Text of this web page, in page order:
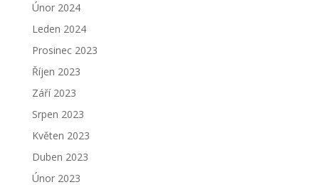
Únor 2024
Leden 2024
Prosinec 2023
Říjen 2023
Září 2023
Srpen 2023
Květen 2023
Duben 2023
Únor 2023